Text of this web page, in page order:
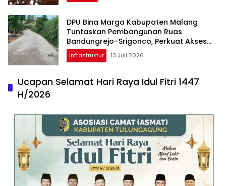
DPU Bina Marga Kabupaten Malang
Tuntaskan Pembangunan Ruas
Bandungrejo–Srigonco, Perkuat Akses
Wisata Malang Selatan
Infrastruktur 13 Juli 2026
Ucapan Selamat Hari Raya Idul Fitri 1447
H/2026